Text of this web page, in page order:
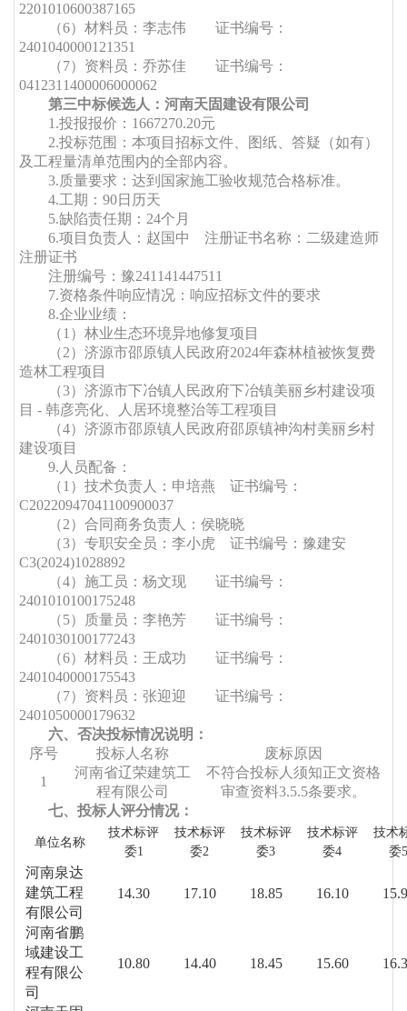
2201010600387165
（6）材料员：李志伟 证书编号：
2401040000121351
（7）资料员：乔苏佳
证书编号：
0412311400006000062
第三中标候选人：河南天固建设有限公司
1.投报报价 ： 1667270.20元
2.投标范围：本项目招标文件、图纸、答疑（如有）
及工程量清单范围内的全部内容。
3.质量要求：达到国家施工验收规范合格标准。
4.工期 ： 90日历天
5.缺陷责任期： 24个月
6.项目负责人：赵国中
注册证书名称：二级建造师
注册证书
注册编号：豫241141447511
7.资格条件响应情况：响应招标文件的要求
8.企业业绩：
（1）林业生态环境异地修复项目
（2）济源市邵原镇人民政府2024年森林植被恢复费
造林工程项目
（3）济源市下冶镇人民政府下冶镇美丽乡村建设项
目 - 韩彦亮化、人居环境整治等工程项目
（4）济源市邵原镇人民政府邵原镇神沟村美丽乡村
建设项目
9.人员配备：
（1 ） 技术负责人 ：申培燕
证书编号：
C20220947041100900037
（2）合同商务负责人：侯晓晓
（3）专职安全员：李小虎
证书编号：豫建安
C3(2024)1028892
（4）施工员：杨文现
证书编号：
2401010100175248
（5）质量员：李艳芳
证书编号：
2401030100177243
（6）材料员：王成功
证书编号：
2401040000175543
（7）资料员：张迎迎
证书编号：
2401050000179632
六、否决投标情况说明：
序号
投标人名称
废标原因
1
河南省辽荣建筑工
程有限公司
不符合投标人须知正文资格
审查资料3.5.5条要求。
七、投标人评分情况：
单位名称
技术标评
委1
技术标评
委2
技术标评
委3
技术标评
委4
技术
委5
河南泉达
建筑工程
有限公司
14.30 17.10 18.85 16.10
河南省鹏
域建设工
程有限公
司
10.80 14.40 18.45 15.60